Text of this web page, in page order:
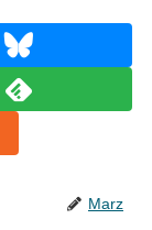
Marz